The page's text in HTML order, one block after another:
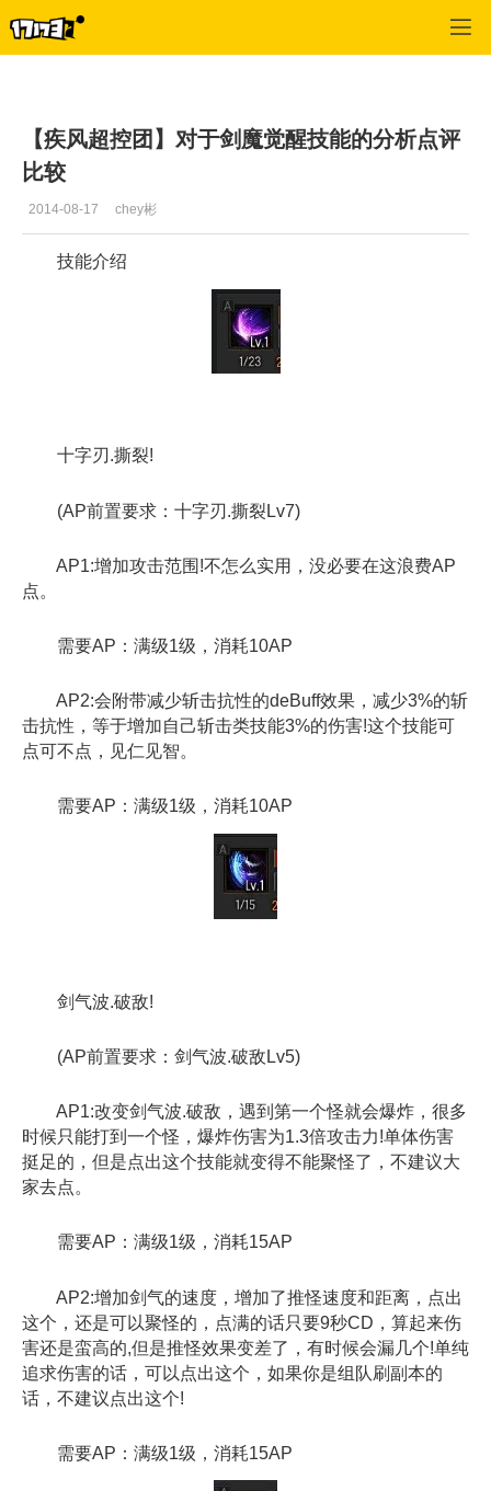
【疾风超控团】对于剑魔觉醒技能的分析点评
比较
2014-08-17 chey彬
技能介绍
十字刃.撕裂!
(AP前置要求：十字刃.撕裂Lv7)
AP1:增加攻击范围!不怎么实用，没必要在这浪费AP
点。
需要AP：满级1级，消耗10AP
AP2:会附带减少斩击抗性的deBuff效果，减少3%的斩
击抗性，等于增加自己斩击类技能3%的伤害!这个技能可
点可不点，见仁见智。
需要AP：满级1级，消耗10AP
剑气波.破敌!
(AP前置要求：剑气波.破敌Lv5)
AP1:改变剑气波.破敌，遇到第一个怪就会爆炸，很多
时候只能打到一个怪，爆炸伤害为1.3倍攻击力!单体伤害
挺足的，但是点出这个技能就变得不能聚怪了，不建议大
家去点。
需要AP：满级1级，消耗15AP
AP2:增加剑气的速度，增加了推怪速度和距离，点出
这个，还是可以聚怪的，点满的话只要9秒CD，算起来伤
害还是蛮高的,但是推怪效果变差了，有时候会漏几个!单纯
追求伤害的话，可以点出这个，如果你是组队刷副本的
话，不建议点出这个!
需要AP：满级1级，消耗15AP